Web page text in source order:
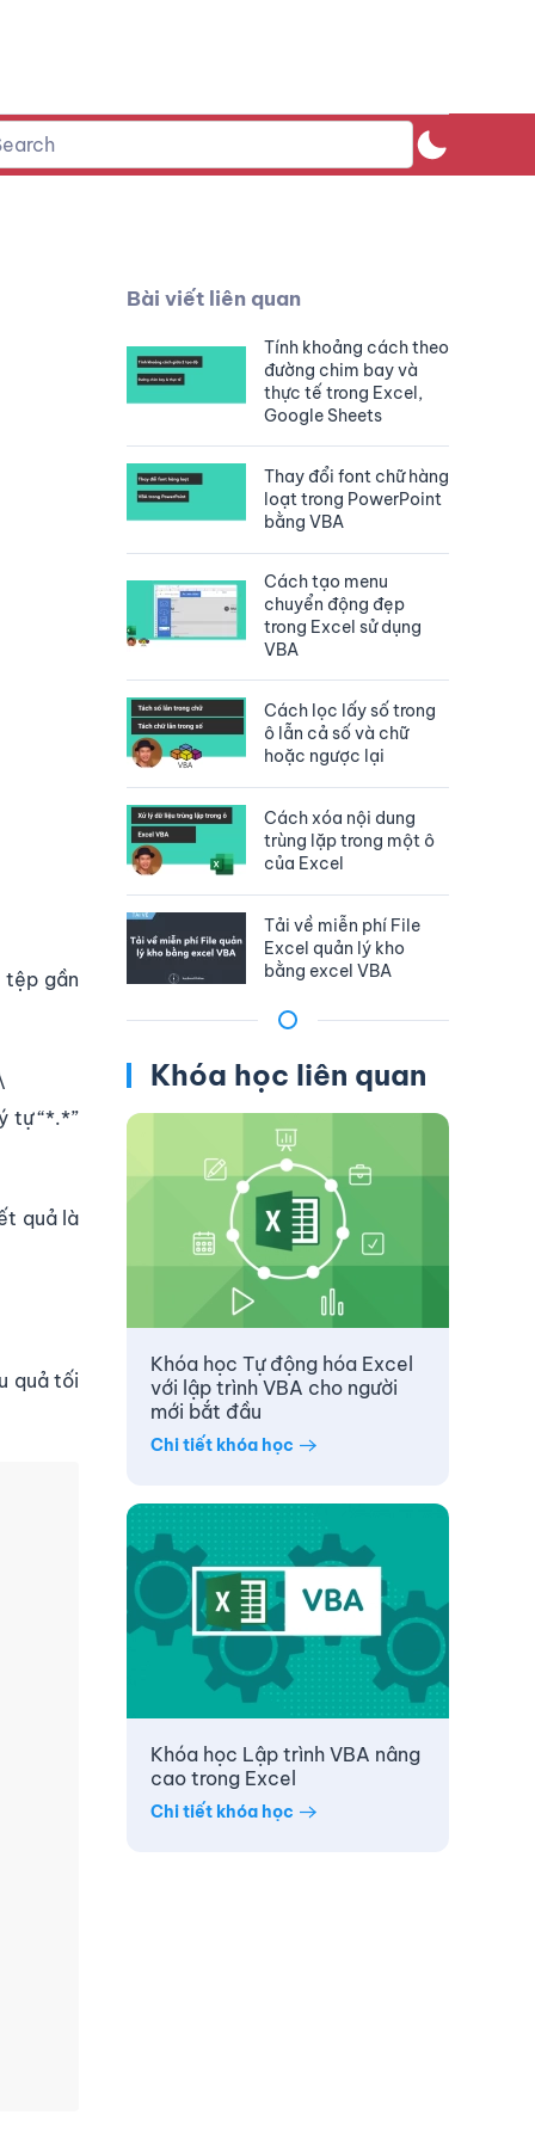
tệp gần
tự “*.*”
quả là
quả tối
Bài viết liên quan
Tính khoảng cách theo
đường chim bay và
thực tế trong Excel,
Google Sheets
Thay đổi font chữ hàng
loạt trong PowerPoint
bằng VBA
Cách tạo menu
chuyển động đẹp
trong Excel sử dụng
VBA
Cách lọc lấy số trong
ô lẫn cả số và chữ
hoặc ngược lại
Cách xóa nội dung
trùng lặp trong một ô
của Excel
Tải về miễn phí File
Excel quản lý kho
bằng excel VBA
Khóa học liên quan
Khóa học Tự động hóa Excel
với lập trình VBA cho người
mới bắt đầu
Chi tiết khóa học
Khóa học Lập trình VBA nâng
cao trong Excel
Chi tiết khóa học